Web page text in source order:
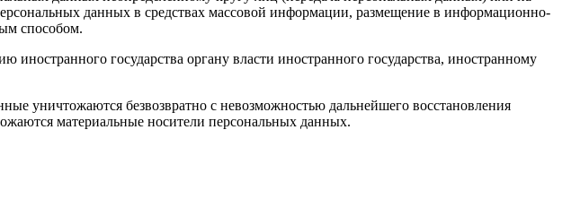
данных в средствах массовой информации, размещение в информационно-
способом.
государства органу власти иностранного государства, иностранному
уничтожаются безвозвратно с невозможностью дальнейшего восстановления
материальные носители персональных данных.